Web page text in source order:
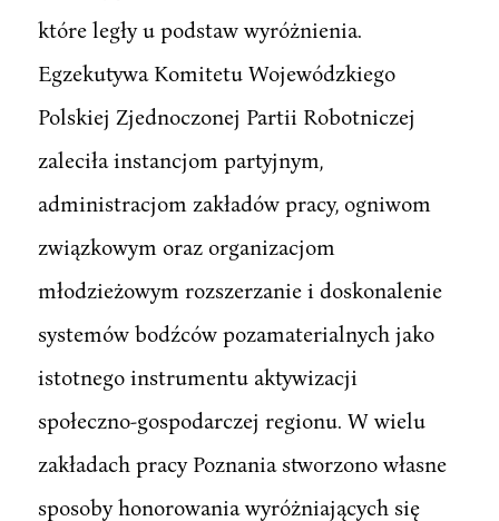
które legły u podstaw wyróżnienia.
Egzekutywa Komitetu Wojewódzkiego
Polskiej Zjednoczonej Partii Robotniczej
zaleciła instancjom partyjnym,
administracjom zakładów pracy, ogniwom
związkowym oraz organizacjom
młodzieżowym rozszerzanie i doskonalenie
systemów bodźców pozamaterialnych jako
istotnego instrumentu aktywizacji
społeczno-gospodarczej regionu. W wielu
zakładach pracy Poznania stworzono własne
sposoby honorowania wyróżniających się